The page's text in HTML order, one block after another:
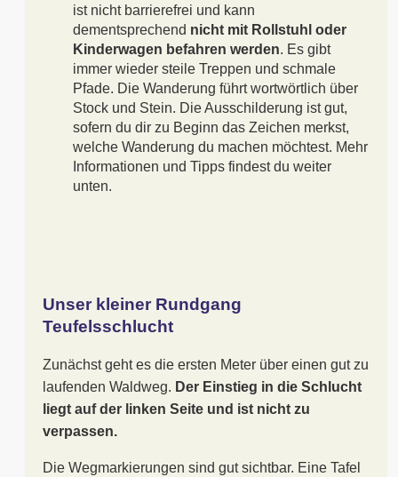
ist nicht barrierefrei und kann
dementsprechend nicht mit Rollstuhl oder
Kinderwagen befahren werden. Es gibt
immer wieder steile Treppen und schmale
Pfade. Die Wanderung führt wortwörtlich über
Stock und Stein. Die Ausschilderung ist gut,
sofern du dir zu Beginn das Zeichen merkst,
welche Wanderung du machen möchtest. Mehr
Informationen und Tipps findest du weiter
unten.
Unser kleiner Rundgang
Teufelsschlucht
Zunächst geht es die ersten Meter über einen gut zu
laufenden Waldweg. Der Einstieg in die Schlucht
liegt auf der linken Seite und ist nicht zu
verpassen.
Die Wegmarkierungen sind gut sichtbar. Eine Tafel